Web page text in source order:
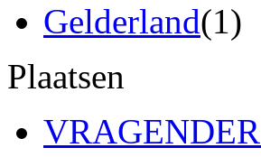
Gelderland(1)
Plaatsen
VRAGENDER